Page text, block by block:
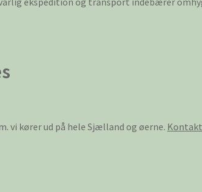
vi kører ud på hele Sjælland og øerne.